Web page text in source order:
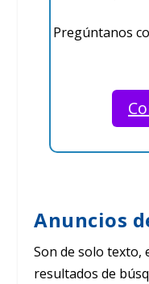
Pregúntanos
Anuncios
Son de solo texto,
resultados de